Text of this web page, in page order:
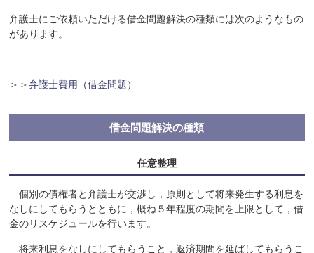
弁護士にご依頼いただける借金問題解決の種類には次のようなもの
があります。
＞＞弁護士費用（借金問題）
借金問題解決の種類
任意整理
個別の債権者と弁護士が交渉し，原則として将来発生する利息を
なしにしてもらうとともに，概ね５年程度の期間を上限として，借
金のリスケジュールを行います。
将来利息をなしにしてもらうこと，返済期間を延ばしてもらうこ